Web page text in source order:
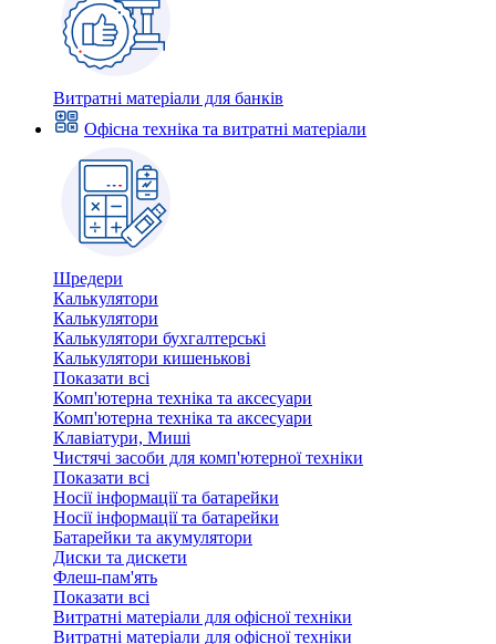
Витратні матеріали для банків
Офісна техніка та витратні матеріали
Шредери
Калькулятори
Калькулятори
Калькулятори бухгалтерські
Калькулятори кишенькові
Показати всі
Комп'ютерна техніка та аксесуари
Комп'ютерна техніка та аксесуари
Клавіатури, Миші
Чистячі засоби для комп'ютерної техніки
Показати всі
Носії інформації та батарейки
Носії інформації та батарейки
Батарейки та акумулятори
Диски та дискети
Флеш-пам'ять
Показати всі
Витратні матеріали для офісної техніки
Витратні матеріали для офісної техніки